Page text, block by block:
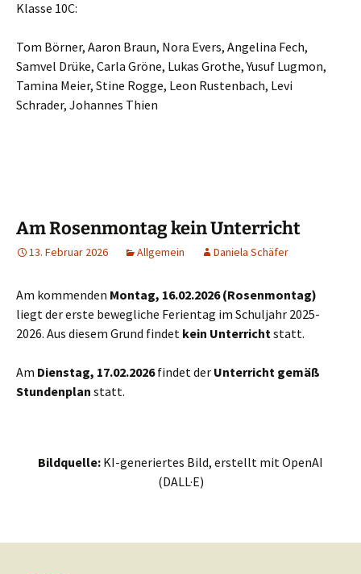
Klasse 10C:
Tom Börner, Aaron Braun, Nora Evers, Angelina Fech,
Samvel Drüke, Carla Gröne, Lukas Grothe, Yusuf Lugmon,
Tamina Meier, Stine Rogge, Leon Rustenbach, Levi
Schrader, Johannes Thien
Am Rosenmontag kein Unterricht
13. Februar 2026 Allgemein Daniela Schäfer
Am kommenden Montag, 16.02.2026 (Rosenmontag)
liegt der erste bewegliche Ferientag im Schuljahr 2025-
2026. Aus diesem Grund findet kein Unterricht statt.
Am Dienstag, 17.02.2026findet der Unterricht gemäß
Stundenplan statt.
Bildquelle: KI-generiertes Bild, erstellt mit OpenAI
(DALL·E)